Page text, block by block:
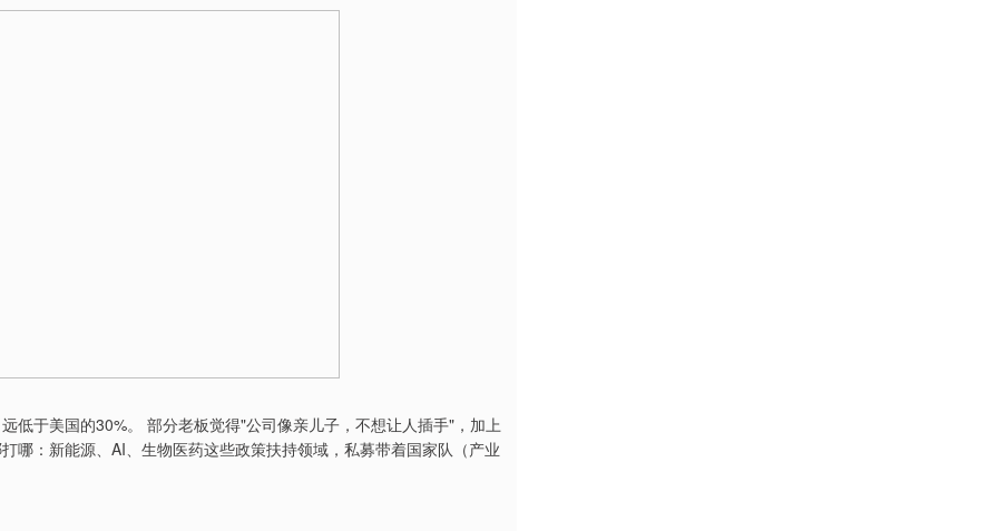
低于美国的30%。 部分老板觉得"公司像亲儿子，不想让人插手"，加上
哪：新能源、AI、生物医药这些政策扶持领域，私募带着国家队（产业